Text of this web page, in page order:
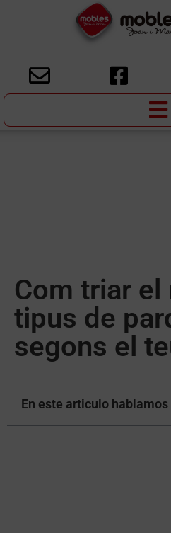
Com triar
tipus de
segons el
En este articulo hablamos